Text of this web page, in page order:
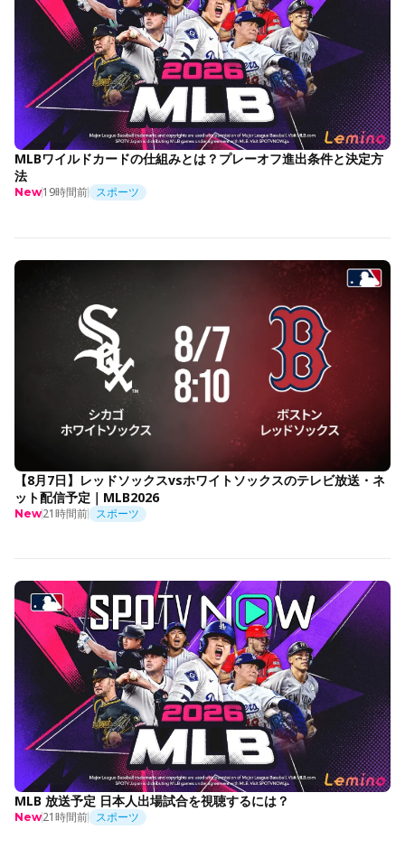
MLBワイルドカードの仕組みとは？プレーオフ進出条件と決定方
法
New19時間前 スポーツ
【8月7日】レッドソックスvsホワイトソックスのテレビ放送・ネ
ット配信予定｜MLB2026
New21時間前 スポーツ
MLB 放送予定 日本人出場試合を視聴するには？
New21時間前 スポーツ